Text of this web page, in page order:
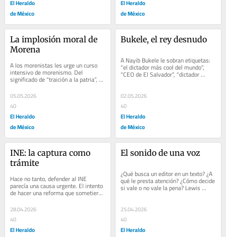
El Heraldo
de México
El Heraldo
de México
La implosión moral de
Morena
A los morenistas les urge un curso
intensivo de morenismo. Del
significado de “traición a la patria”,
por ejemplo. Uno supondría que lo
conocen...
05.05.2026
40
El Heraldo
de México
Bukele, el rey desnudo
A Nayib Bukele le sobran etiquetas:
“el dictador más cool del mundo”,
“CEO de El Salvador”, “dictador
milenial” o el autócrata “más...
02.05.2026
40
El Heraldo
de México
INE: la captura como
trámite
Hace no tanto, defender al INE
parecía una causa urgente. El intento
de hacer una reforma que sometiera
al árbitro electoral generaba...
28.04.2026
40
El Heraldo
El sonido de una voz
¿Qué busca un editor en un texto? ¿A
qué le presta atención? ¿Cómo decide
si vale o no vale la pena? Lewis
Lapham (San Francisco, 1935 –...
25.04.2026
40
El Heraldo